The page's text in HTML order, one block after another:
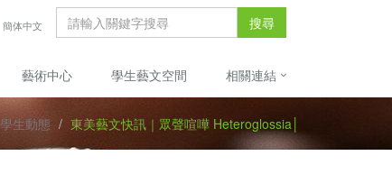
簡体中文 搜尋
藝術中心 學生藝文空間 相關連結
學生動態 東美藝文快訊｜眾聲喧嘩 Heteroglossia│